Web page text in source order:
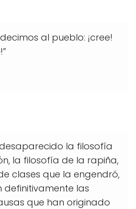
al pueblo: ¡cree!
la filosofía
la filosofía de la rapiña,
clases que la engendró,
las
que han originado